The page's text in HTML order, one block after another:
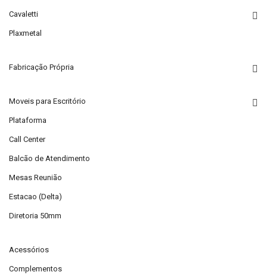
Cavaletti
Plaxmetal
Fabricação Própria
Moveis para Escritório
Plataforma
Call Center
Balcão de Atendimento
Mesas Reunião
Estacao (Delta)
Diretoria 50mm
Acessórios
Complementos